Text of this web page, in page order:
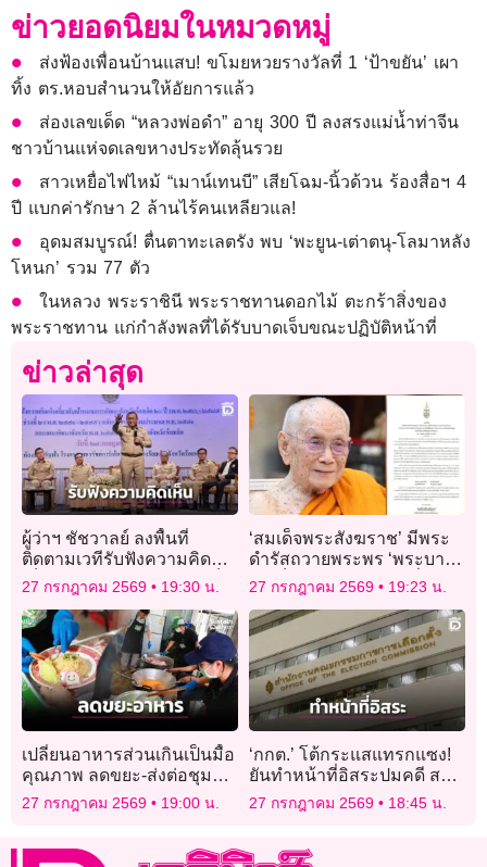
ข่าวยอดนิยมในหมวดหมู่
ส่งฟ้องเพื่อนบ้านแสบ! ขโมยหวยรางวัลที่ 1 ‘ป้าขยัน’ เผา
ทิ้ง ตร.หอบสำนวนให้อัยการแล้ว
ส่องเลขเด็ด “หลวงพ่อดำ” อายุ 300 ปี ลงสรงแม่น้ำท่าจีน
ชาวบ้านแห่จดเลขหางประทัดลุ้นรวย
สาวเหยื่อไฟไหม้ “เมาน์เทนบี” เสียโฉม-นิ้วด้วน ร้องสื่อฯ 4
ปี แบกค่ารักษา 2 ล้านไร้คนเหลียวแล!
อุดมสมบูรณ์! ตื่นตาทะเลตรัง พบ ‘พะยูน-เต่าตนุ-โลมาหลัง
โหนก’ รวม 77 ตัว
ในหลวง พระราชินี พระราชทานดอกไม้ ตะกร้าสิ่งของ
พระราชทาน แก่กำลังพลที่ได้รับบาดเจ็บขณะปฏิบัติหน้าที่
ข่าวล่าสุด
ผู้ว่าฯ ชัชวาลย์ ลงพื้นที่
ติดตามเวทีรับฟังความคิด
เห็น วางแผนพัฒนา “ร้อยเอ็ด
20 ปี” มุ่งสู่เมืองแห่งความสุข
27 กรกฎาคม 2569 19:30 น.
‘สมเด็จพระสังฆราช’ มีพระ
ดำรัสถวายพระพร ‘พระบาท
สมเด็จพระเจ้าอยู่หัว’ เนื่องใน
วันเฉลิมพระชนมพรรษา
27 กรกฎาคม 2569 19:23 น.
เปลี่ยนอาหารส่วนเกินเป็นมื้อ
คุณภาพ ลดขยะ-ส่งต่อชุมชน
เปราะบาง
27 กรกฎาคม 2569 19:00 น.
‘กกต.’ โต้กระแสแทรกแซง!
ยันทำหน้าที่อิสระปมคดี สว.
ยึดหลักฐาน-กฎหมาย คาดลง
มติสิ้น ส.ค. นี้
27 กรกฎาคม 2569 18:45 น.